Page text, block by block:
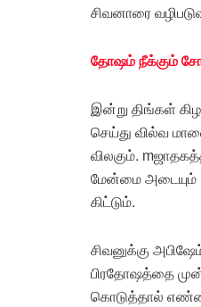
சிவனாரை
தோஷம் நீக்கும்
இன்று திங்கள்
செய்து வில்வ
விலகும்.
மேன்மை அடையும்
கிட்டும்.
சிவனுக்கு
பிரதோஷத்தை
கொடுத்தால்